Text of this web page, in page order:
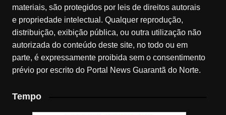
materiais, são protegidos por leis de direitos autorais
e propriedade intelectual. Qualquer reprodução,
distribuição, exibição pública, ou outra utilização não
autorizada do conteúdo deste site, no todo ou em
parte, é expressamente proibida sem o consentimento
prévio por escrito do Portal News Guarantã do Norte.
Tempo